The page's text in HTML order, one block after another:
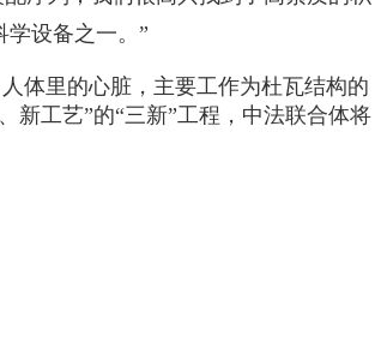
设备之一。”
体里的心脏，主要工作为杜瓦结构的
新工艺”的“三新”工程，中法联合体将